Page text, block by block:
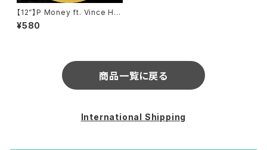
【12”】P Money ft. Vince Har
der / Everything (Blame Re
mix / BCee Remix) (Intrinsi
¥580
商品一覧に戻る
International Shipping